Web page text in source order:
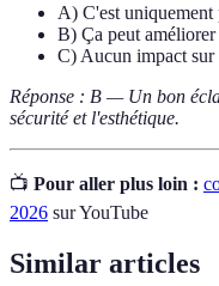
A) C'est uniquement
B) Ça peut améliorer
C) Aucun impact
Réponse : B — Un bon
sécurité et l'esthétique.
📺 Pour aller plus loin :
2026 sur YouTube
Similar articles